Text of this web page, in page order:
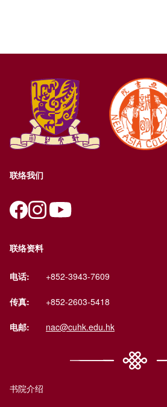
联络我们
联络资料
电话: +852-3943-7609
传真: +852-2603-5418
电邮: nac@cuhk.edu.hk
书院介绍